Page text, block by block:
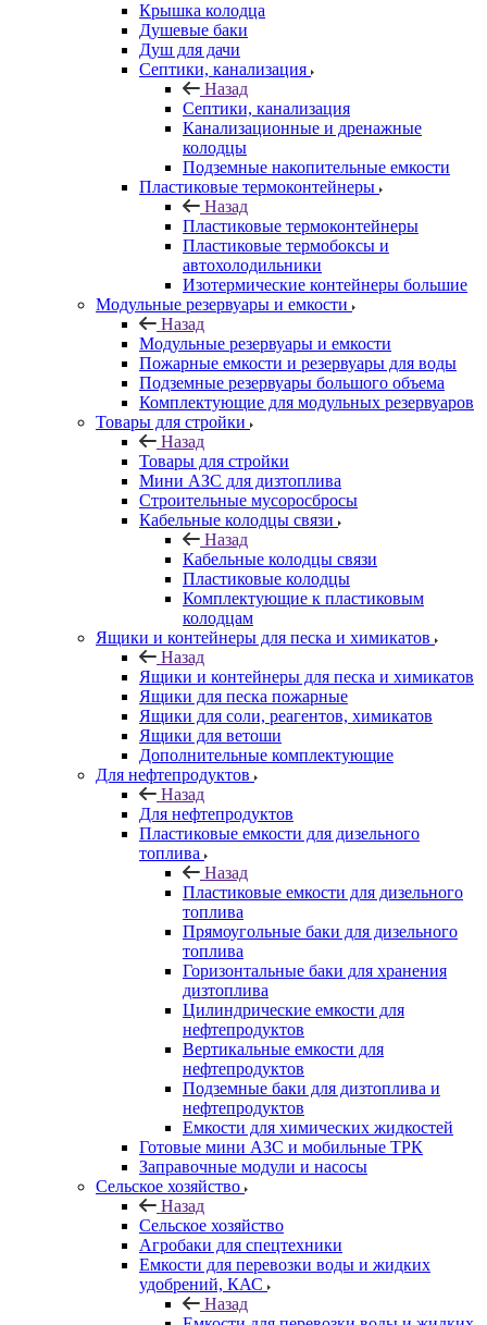
Крышка колодца
Душевые баки
Душ для дачи
Септики, канализация
Назад
Септики, канализация
Канализационные и дренажные
колодцы
Подземные накопительные емкости
Пластиковые термоконтейнеры
Назад
Пластиковые термоконтейнеры
Пластиковые термобоксы и
автохолодильники
Изотермические контейнеры большие
Модульные резервуары и емкости
Назад
Модульные резервуары и емкости
Пожарные емкости и резервуары для воды
Подземные резервуары большого объема
Комплектующие для модульных резервуаров
Товары для стройки
Назад
Товары для стройки
Мини АЗС для дизтоплива
Строительные мусоросбросы
Кабельные колодцы связи
Назад
Кабельные колодцы связи
Пластиковые колодцы
Комплектующие к пластиковым
колодцам
Ящики и контейнеры для песка и химикатов
Назад
Ящики и контейнеры для песка и химикатов
Ящики для песка пожарные
Ящики для соли, реагентов, химикатов
Ящики для ветоши
Дополнительные комплектующие
Для нефтепродуктов
Назад
Для нефтепродуктов
Пластиковые емкости для дизельного
топлива
Назад
Пластиковые емкости для дизельного
топлива
Прямоугольные баки для дизельного
топлива
Горизонтальные баки для хранения
дизтоплива
Цилиндрические емкости для
нефтепродуктов
Вертикальные емкости для
нефтепродуктов
Подземные баки для дизтоплива и
нефтепродуктов
Емкости для химических жидкостей
Готовые мини АЗС и мобильные ТРК
Заправочные модули и насосы
Сельское хозяйство
Назад
Сельское хозяйство
Агробаки для спецтехники
Емкости для перевозки воды и жидких
удобрений, КАС
Назад